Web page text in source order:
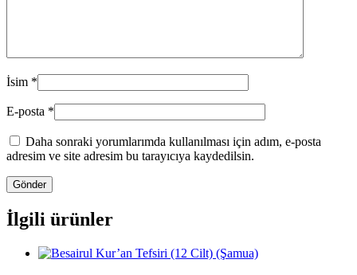
İsim *
E-posta *
Daha sonraki yorumlarımda kullanılması için adım, e-posta
adresim ve site adresim bu tarayıcıya kaydedilsin.
İlgili ürünler